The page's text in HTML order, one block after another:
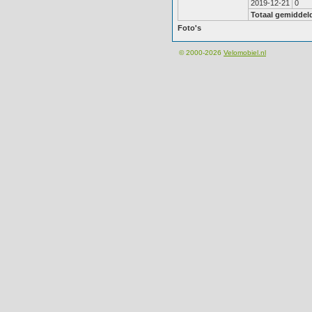
2019-12-21
0
Totaal
Foto's
© 2000-2026 Velomobiel.nl